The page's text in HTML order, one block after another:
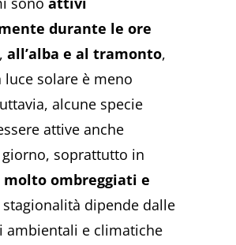
durante le ore
,all’alba e al tramonto,
luce solare è meno
alcune specie
attive anche
soprattutto in
ombreggiati e
stagionalità dipende dalle
ambientali e climatiche